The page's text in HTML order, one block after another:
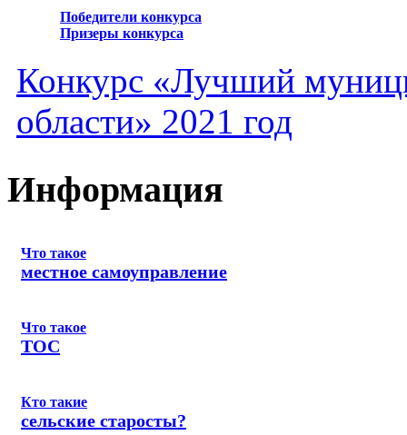
Победители конкурса
Призеры конкурса
Конкурс «Лучший
области» 2021 год
Информация
Что такое
местное самоуправление
Что такое
ТОС
Кто такие
сельские старосты?